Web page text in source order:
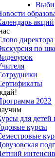
акций
директора
по
2022
для детей
курсы
интенсив